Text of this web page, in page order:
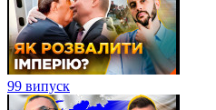
99 випуск